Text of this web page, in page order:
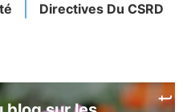
Directives Du CSRD